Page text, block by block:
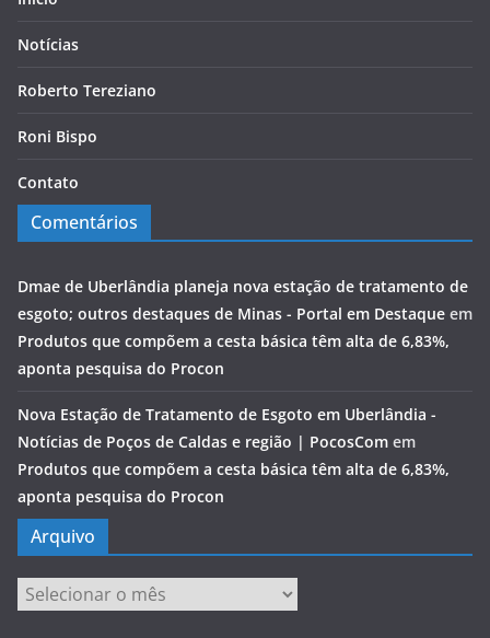
Notícias
Roberto Tereziano
Roni Bispo
Contato
Comentários
Dmae de Uberlândia planeja nova estação de tratamento de
esgoto; outros destaques de Minas - Portal em Destaque em
Produtos que compõem a cesta básica têm alta de 6,83%,
aponta pesquisa do Procon
Nova Estação de Tratamento de Esgoto em Uberlândia -
Notícias de Poços de Caldas e região | PocosCom em
Produtos que compõem a cesta básica têm alta de 6,83%,
aponta pesquisa do Procon
Arquivo
Arquivo